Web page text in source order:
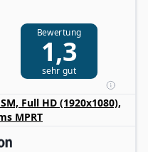
100 Hz sorgt für
Scrollen und flüssigere
Farbabdeckung mit bis
Schließen Sie Ihr
Anschlüssen an.
Bewertung
1,3
sehr gut
Full HD (1920x1080),
MPRT